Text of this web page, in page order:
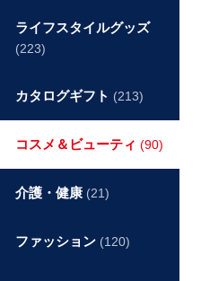
ライフスタイルグッズ
(223)
カタログギフト (213)
コスメ＆ビューティ (90)
介護・健康 (21)
ファッション (120)